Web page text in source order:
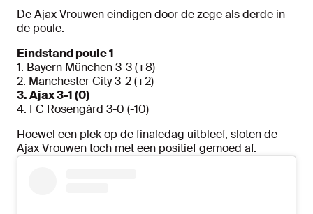
De Ajax Vrouwen eindigen door de zege als derde in
de poule.
Eindstand poule 1
1. Bayern München 3-3 (+8)
2. Manchester City 3-2 (+2)
3. Ajax 3-1 (0)
4. FC Rosengård 3-0 (-10)
Hoewel een plek op de finaledag uitbleef, sloten de
Ajax Vrouwen toch met een positief gemoed af.